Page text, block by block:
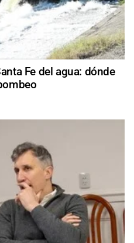
Fe del agua: dónde